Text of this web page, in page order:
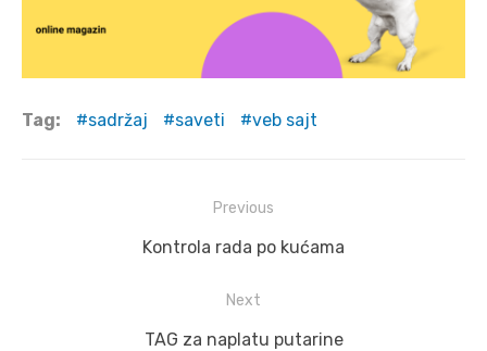
Tag: sadržaj saveti veb sajt
navigation
Previous
Previous
Kontrola rada po kućama
Next
Next
TAG za naplatu putarine